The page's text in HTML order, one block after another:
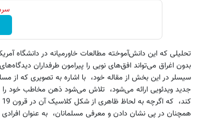
تحلیلی که این دانش‌آموخته مطالعات خاورمیانه در دانشگاه‌
بدون اغراق می‌تواند افق‌های نویی را پیرامون طرفداران
سیسلر در این بخش از مقاله‌ خود، با اشاره به تصویری که از
جدید ویدئویی ارائه می‌شود، تلاش می‌شود ذهن مخاطب خود
همچنان در پی نشان دادن و معرفی مسلمانان، به عنوان